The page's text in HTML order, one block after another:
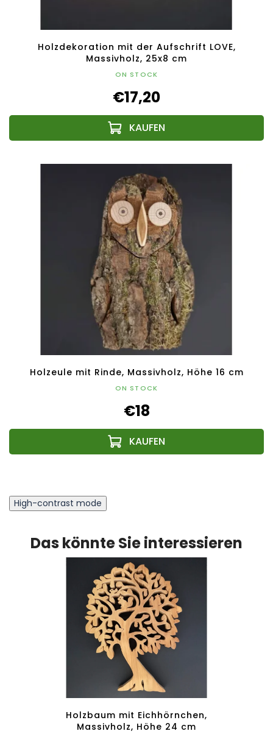
Holzdekoration mit der Aufschrift LOVE,
Massivholz, 25x8 cm
ON STOCK
€17,20
Holzeule mit Rinde, Massivholz, Höhe 16 cm
ON STOCK
€18
High-contrast mode
Das könnte Sie interessieren
Holzbaum mit Eichhörnchen,
Massivholz, Höhe 24 cm